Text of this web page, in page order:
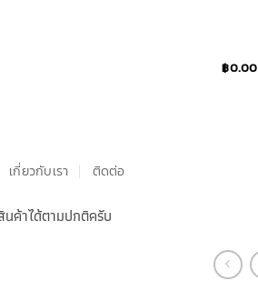
฿0.00
เกี่ยวกับเรา ติดต่อ
ค้าได้ตามปกติครับ